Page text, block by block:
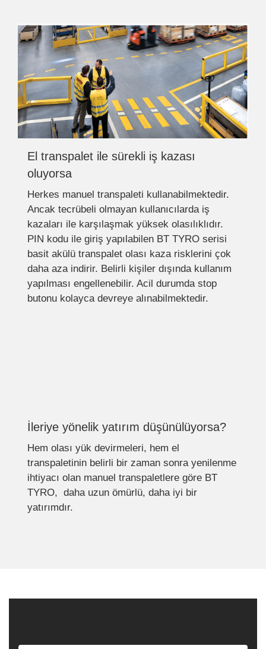
El transpalet ile sürekli iş kazası
oluyorsa
Herkes manuel transpaleti kullanabilmektedir.
Ancak tecrübeli olmayan kullanıcılarda iş
kazaları ile karşılaşmak yüksek olasılıklıdır.
PIN kodu ile giriş yapılabilen BT TYRO serisi
basit akülü transpalet olası kaza risklerini çok
daha aza indirir. Belirli kişiler dışında kullanım
yapılması engellenebilir. Acil durumda stop
butonu kolayca devreye alınabilmektedir.
İleriye yönelik yatırım düşünülüyorsa?
Hem olası yük devirmeleri, hem el
transpaletinin belirli bir zaman sonra yenilenme
ihtiyacı olan manuel transpaletlere göre BT
TYRO, daha uzun ömürlü, daha iyi bir
yatırımdır.